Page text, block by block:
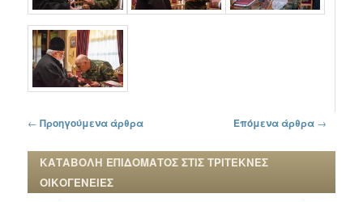
Πλοήγηση στα άρθρα
← Προηγούμενα άρθρα Επόμενα άρθρα →
ΚΑΤΑΒΟΛΗ ΕΠΙΔΟΜΑΤΟΣ ΣΤΙΣ ΤΡΙΤΕΚΝΕΣ
ΟΙΚΟΓΕΝΕΙΕΣ